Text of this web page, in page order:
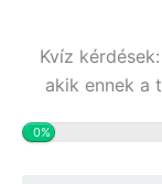
Kvíz
akik ennek a
0%